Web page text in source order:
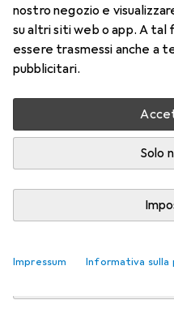
nostro negozio e
su altri siti web o app. A
essere trasmessi anche a
pubblicitari.
Solo
Impressum Informativa sulla
Prezzo in EUR IVA incl.
Consegna tra mer, 19/8
Più di 10 pezzi in stock